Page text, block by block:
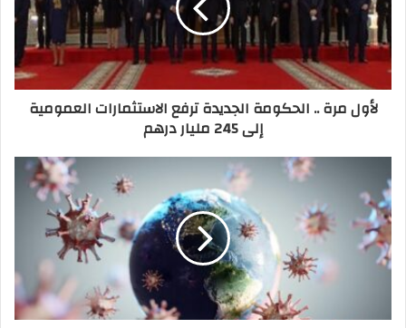
لأول مرة .. الحكومة الجديدة ترفع الاستثمارات العمومية
إلى 245 مليار درهم